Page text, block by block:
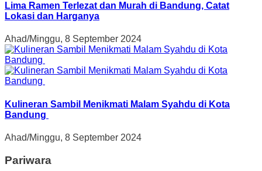
Lima Ramen Terlezat dan Murah di Bandung, Catat
Lokasi dan Harganya
Ahad/Minggu, 8 September 2024
Kulineran Sambil Menikmati Malam Syahdu di Kota
Bandung
Ahad/Minggu, 8 September 2024
Pariwara